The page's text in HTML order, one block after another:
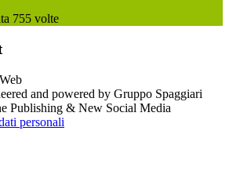
755 volte
and powered by Gruppo Spaggiari
Publishing & New Social Media
personali